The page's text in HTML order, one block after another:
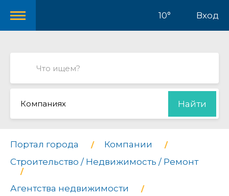
10° Вход
Компаниях Найти
Портал города
Компании
Строительство / Недвижимость / Ремонт
Агентства недвижимости